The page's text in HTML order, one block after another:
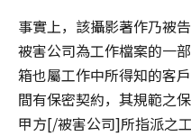
事實上，該攝影著作乃被
被害公司為工作檔案的一
箱也屬工作中所得知的客
間有保密契約，其規範之
甲方[/被害公司]所指派之